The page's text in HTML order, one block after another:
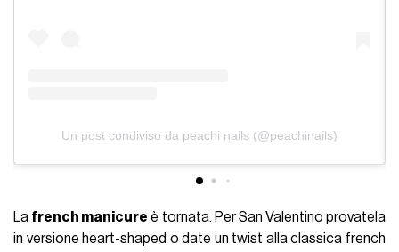
Un post condiviso da peachi nails (@peachinails)
La french manicure è tornata. Per San Valentino provatela
in versione heart-shaped o date un twist alla classica french